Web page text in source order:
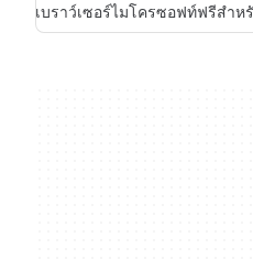
เบราว์เซอร์ไมโครซอฟท์ฟรีสำห